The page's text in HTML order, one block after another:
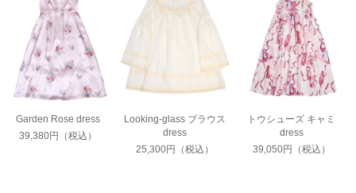
Garden Rose dress
39,380円（税込）
Looking-glass ブラウス
dress
25,300円（税込）
トウシューズ キャミ
dress
39,050円（税込）